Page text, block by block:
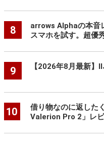
8
arrows Alphaの本音
スマホを試す。超優
9 【2026年8月最新】
10
借り物なのに返した
Valerion Pro 2」レ